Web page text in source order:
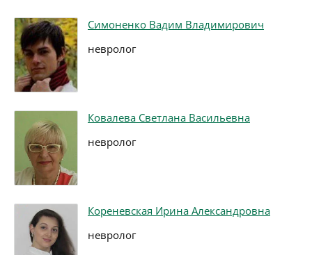
Симоненко Вадим Владимирович
невролог
Ковалева Светлана Васильевна
невролог
Кореневская Ирина Александровна
невролог